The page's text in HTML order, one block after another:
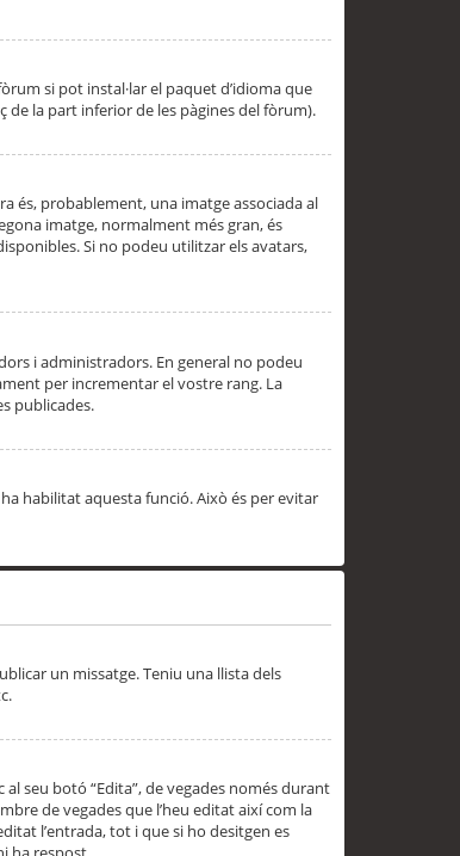
si pot instal·lar el paquet d’idioma que
de la part inferior de les pàgines del fòrum).
és, probablement, una imatge associada al
imatge, normalment més gran, és
Si no podeu utilitzar els avatars,
i administradors. En general no podeu
per incrementar el vostre rang. La
publicades.
habilitat aquesta funció. Això és per evitar
un missatge. Teniu una llista dels
seu botó “Edita”, de vegades només durant
de vegades que l’heu editat així com la
l’entrada, tot i que si ho desitgen es